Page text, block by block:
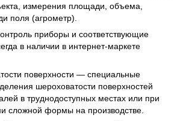
измерения площади, объема,
поля (агрометр).
приборы и соответствующие
в наличии в интернет-маркете
поверхности — специальные
шероховатости поверхностей
в труднодоступных местах или при
сложной формы на производстве.